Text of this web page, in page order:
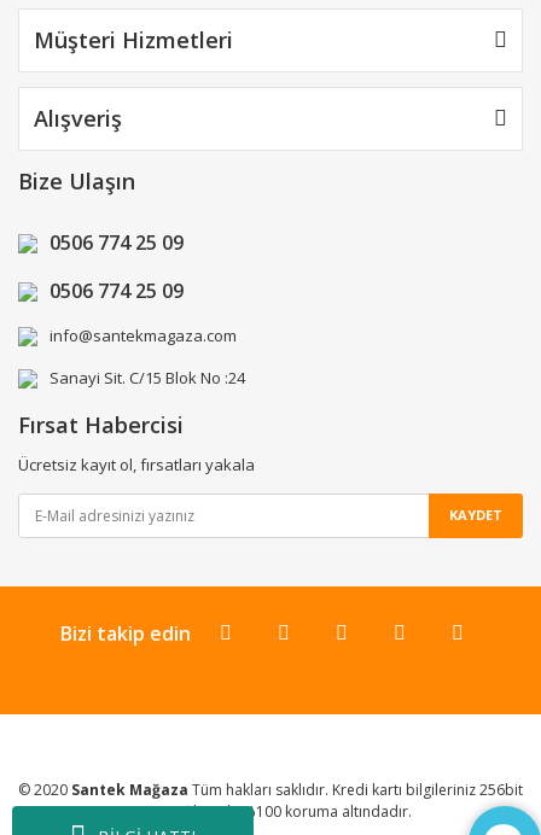
Müşteri Hizmetleri
Alışveriş
Bize Ulaşın
0506 774 25 09
0506 774 25 09
info@santekmagaza.com
Sanayi Sit. C/15 Blok No :24
Fırsat Habercisi
Ücretsiz kayıt ol, fırsatları yakala
KAYDET
Bizi takip edin
© 2020 Santek Mağaza Tüm hakları saklıdır. Kredi kartı bilgileriniz 256bit
SSL Sertifikası ile %100 koruma altındadır.